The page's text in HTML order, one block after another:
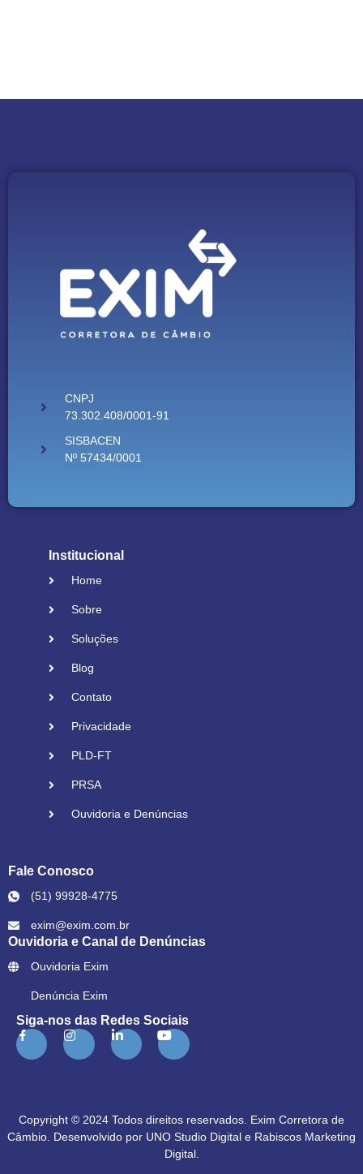
CNPJ
73.302.408/0001-91
SISBACEN
Nº 57434/0001
Institucional
Home
Sobre
Soluções
Blog
Contato
Privacidade
PLD-FT
PRSA
Ouvidoria e Denúncias
Fale Conosco
(51) 99928-4775
exim@exim.com.br
Ouvidoria e Canal de Denúncias
Ouvidoria Exim
Denúncia Exim
Siga-nos das Redes Sociais
Copyright © 2024 Todos direitos reservados. Exim Corretora de
Câmbio. Desenvolvido por UNO Studio Digital e Rabiscos Marketing
Digital.